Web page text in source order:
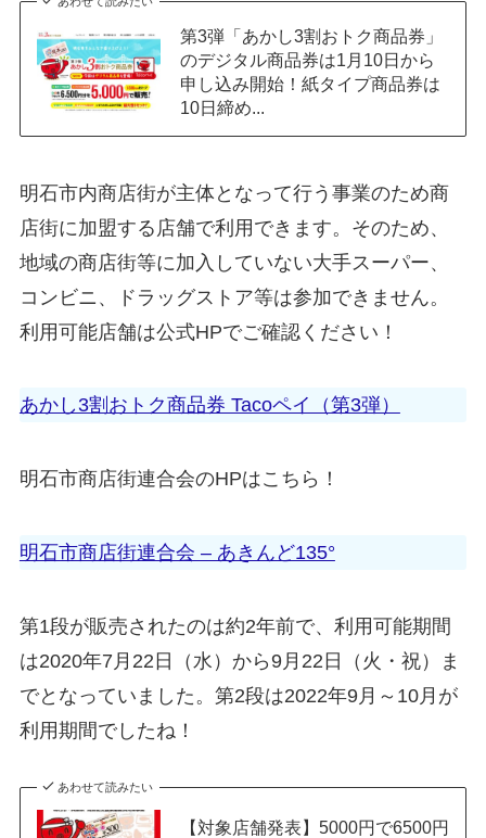
第3弾「あかし3割おトク商品券」
のデジタル商品券は1月10日から
申し込み開始！紙タイプ商品券は
10日締め...
明石市内商店街が主体となって行う事業のため商
店街に加盟する店舗で利用できます。そのため、
地域の商店街等に加入していない大手スーパー、
コンビニ、ドラッグストア等は参加できません。
利用可能店舗は公式HPでご確認ください！
あかし3割おトク商品券 Tacoペイ（第3弾）
明石市商店街連合会のHPはこちら！
明石市商店街連合会 – あきんど135°
第1段が販売されたのは約2年前で、利用可能期間
は2020年7月22日（水）から9月22日（火・祝）ま
でとなっていました。第2段は2022年9月～10月が
利用期間でしたね！
あわせて読みたい
【対象店舗発表】5000円で6500円